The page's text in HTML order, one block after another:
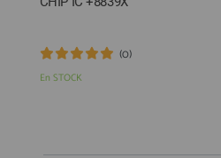
SOLICITAR REPARACIÓN
TOP VENTAS REPUESTOS
En STOCK
(0)